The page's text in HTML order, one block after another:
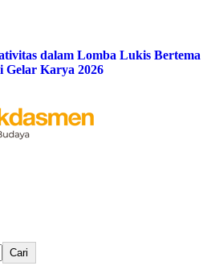
dalam Lomba Lukis Bertema
Gelar Karya 2026
Cari